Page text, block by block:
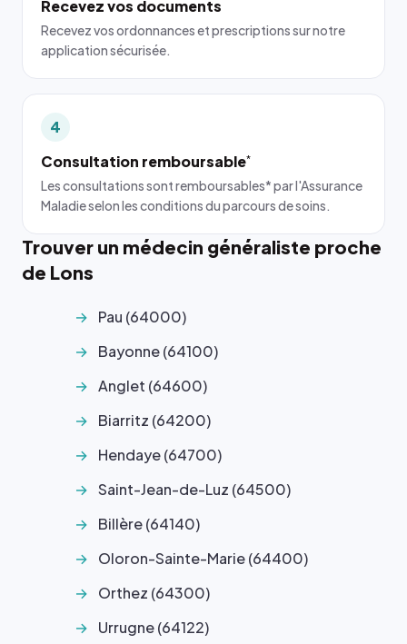
Recevez vos documents
Recevez vos ordonnances et prescriptions sur notre
application sécurisée.
4
Consultation remboursable*
Les consultations sont remboursables* par l'Assurance
Maladie selon les conditions du parcours de soins.
Trouver un médecin généraliste proche
de Lons
Pau (64000)
Bayonne (64100)
Anglet (64600)
Biarritz (64200)
Hendaye (64700)
Saint-Jean-de-Luz (64500)
Billère (64140)
Oloron-Sainte-Marie (64400)
Orthez (64300)
Urrugne (64122)